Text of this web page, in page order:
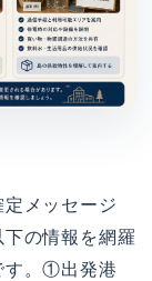
メッセージ
下の情報を網羅
す。①出発港